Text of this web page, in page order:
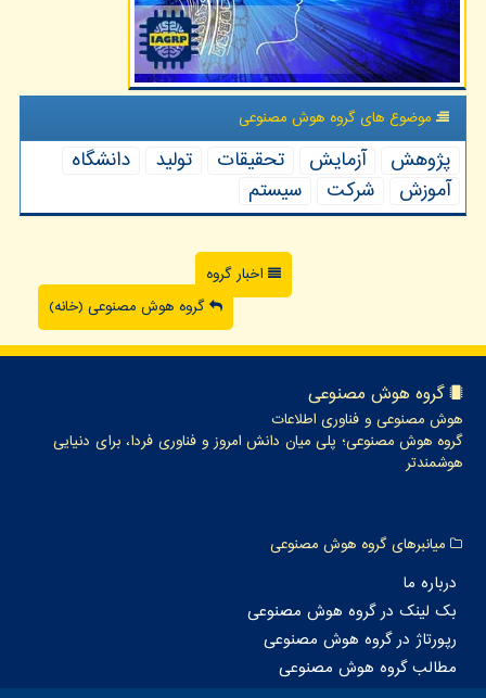
موضوع های گروه هوش مصنوعی
پژوهش آزمایش تحقیقات تولید
دانشگاه
آموزش
شركت سیستم
اخبار گروه
گروه هوش مصنوعی (خانه)
گروه هوش مصنوعی
هوش مصنوعی و فناوری اطلاعات
گروه هوش مصنوعی؛ پلی میان دانش امروز و فناوری فردا، برای دنیایی
هوشمندتر
میانبرهای گروه هوش مصنوعی
درباره ما
بک لینک در گروه هوش مصنوعی
رپورتاژ در گروه هوش مصنوعی
مطالب گروه هوش مصنوعی